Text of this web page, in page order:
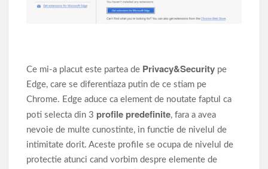
Ce mi-a placut este partea de Privacy&Security pe
Edge, care se diferentiaza putin de ce stiam pe
Chrome. Edge aduce ca element de noutate faptul ca
poti selecta din 3 profile predefinite, fara a avea
nevoie de multe cunostinte, in functie de nivelul de
intimitate dorit. Aceste profile se ocupa de nivelul de
protectie atunci cand vorbim despre elemente de